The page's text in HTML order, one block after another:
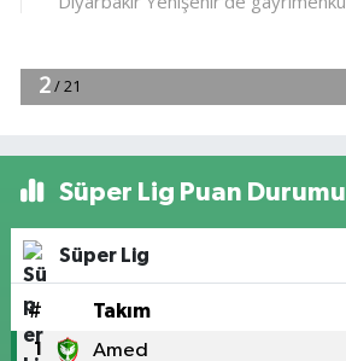
Süper Lig Puan Durumu
Süper Lig
# Takım
1 Amed